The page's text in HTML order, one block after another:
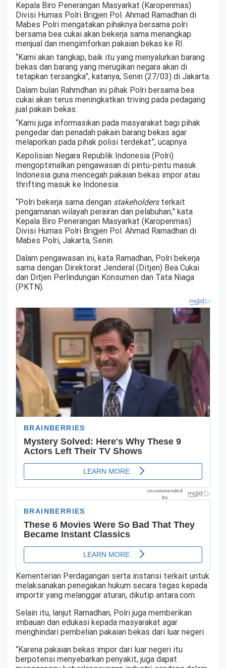
Kepala Biro Penerangan Masyarkat (Karopenmas)
Divisi Humas Polri Brigjen Pol. Ahmad Ramadhan di
Mabes Polri mengatakan pihaknya bersama polri
bersama bea cukai akan bekerja sama menangkap
menjual dan mengimforkan pakaian bekas ke RI.
“Kami akan tangkap, baik itu yang menyalurkan barang
bekas dan barang yang merugikan negara akan di
tetapkan tersangka”, katanya, Senin (27/03) di Jakarta.
Dalam bulan Rahmdhan ini pihak Polri bersama bea
cukai akan terus meningkatkan triving pada pedagang
jual pakain bekas.
“Kami juga informasikan pada masyarakat bagi pihak
pengedar dan penadah pakain barang bekas agar
melaporkan pada pihak polisi terdekat”, ucapnya
Kepolisian Negara Republik Indonesia (Polri)
mengoptimalkan pengawasan di pintu-pintu masuk
Indonesia guna mencegah pakaian bekas impor atau
thrifting masuk ke Indonesia.
“Polri bekerja sama dengan stakeholdersterkait
pengamanan wilayah perairan dan pelabuhan,” kata
Kepala Biro Penerangan Masyarkat (Karopenmas)
Divisi Humas Polri Brigjen Pol. Ahmad Ramadhan di
Mabes Polri, Jakarta, Senin.
Dalam pengawasan ini, kata Ramadhan, Polri bekerja
sama dengan Direktorat Jenderal (Ditjen) Bea Cukai
dan Ditjen Perlindungan Konsumen dan Tata Niaga
(PKTN).
Kementerian Perdagangan serta instansi terkait untuk
melaksanakan penegakan hukum secara tegas kepada
importir yang melanggar aturan, dikutip antara.com.
Selain itu, lanjut Ramadhan, Polri juga memberikan
imbauan dan edukasi kepada masyarakat agar
menghindari pembelian pakaian bekas dari luar negeri.
“Karena pakaian bekas impor dari luar negeri itu
berpotensi menyebarkan penyakit, juga dapat